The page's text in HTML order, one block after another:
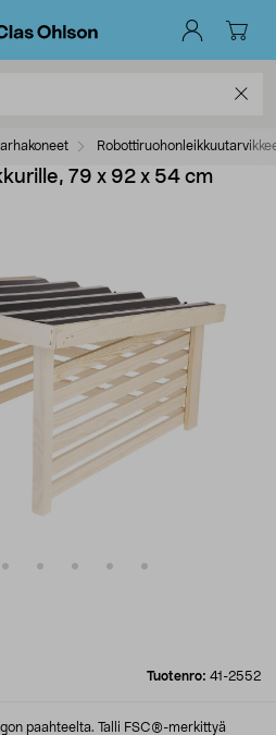
79 x 92 x 54 cm
Tuotenro: 41-2552
paahteelta. Talli FSC®-merkittyä